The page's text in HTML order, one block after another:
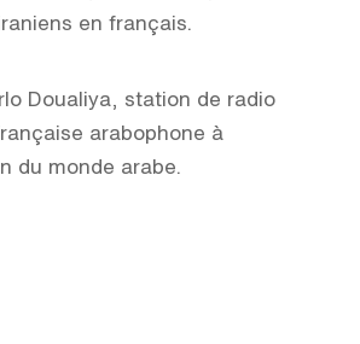
en français.
Doualiya, station de radio
arabophone à
du monde arabe.